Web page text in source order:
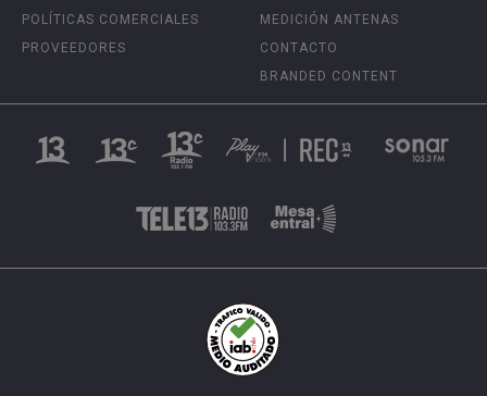
POLÍTICAS COMERCIALES
PROVEEDORES
MEDICIÓN ANTENAS
CONTACTO
BRANDED CONTENT